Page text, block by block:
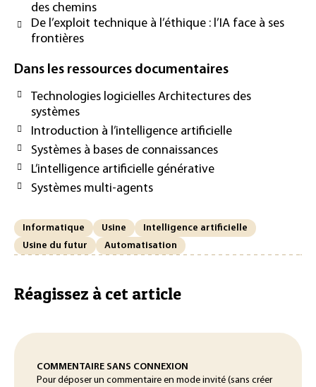
des chemins
De l’exploit technique à l’éthique : l’IA face à ses
frontières
Dans les ressources documentaires
Technologies logicielles Architectures des
systèmes
Introduction à l’intelligence artificielle
Systèmes à bases de connaissances
L’intelligence artificielle générative
Systèmes multi-agents
Informatique Usine
Intelligence artificielle
Usine du futur
Automatisation
Réagissez à cet article
COMMENTAIRE SANS CONNEXION
Pour déposer un commentaire en mode invité (sans créer